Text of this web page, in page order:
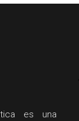
es una